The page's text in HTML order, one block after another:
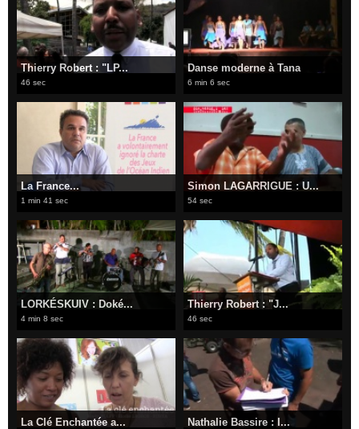
Thierry Robert : "LP...
46 sec
Danse moderne à Tana
6 min 6 sec
La France...
1 min 41 sec
Simon LAGARRIGUE : U...
54 sec
LORKÉSKUIV : Doké...
4 min 8 sec
Thierry Robert : "J...
46 sec
La Clé Enchantée a... Nathalie Bassire : I...